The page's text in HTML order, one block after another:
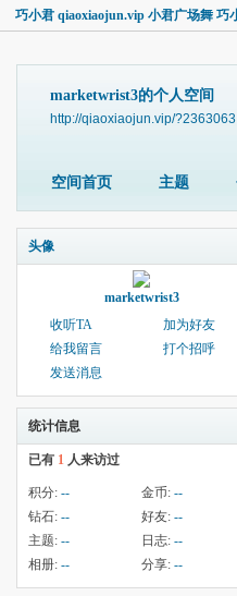
巧小君 qiaoxiaojun.vip 小君广场舞 巧
marketwrist3的个人空间
http://qiaoxiaojun.vip/?2363063
空间首页 主题
头像
marketwrist3
收听TA
加为好友
给我留言
打个招呼
发送消息
统计信息
已有 1 人来访过
积分: -- 金币: --
钻石: -- 好友: --
主题: -- 日志: --
相册: -- 分享: --